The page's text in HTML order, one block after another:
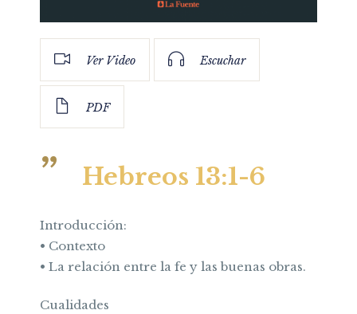
Ver Video Escuchar
PDF
Hebreos 13:1-6
Introducción:
• Contexto
• La relación entre la fe y las buenas obras.
Cualidades